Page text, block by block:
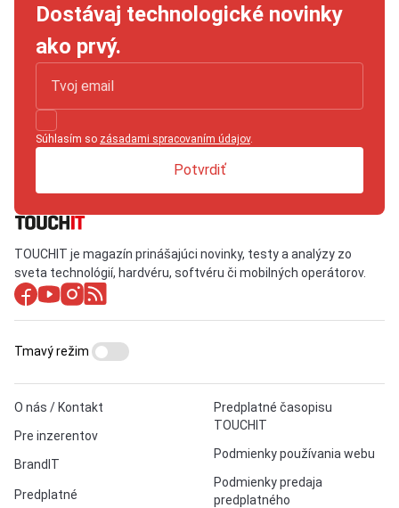
Dostávaj technologické novinky
ako prvý.
Súhlasím so zásadami spracovaním údajov.
Potvrdiť
TOUCHIT je magazín prinášajúci novinky, testy a analýzy zo
sveta technológií, hardvéru, softvéru či mobilných operátorov.
O nás / Kontakt
Pre inzerentov
BrandIT
Predplatné
Predplatné časopisu
TOUCHIT
Podmienky používania webu
Podmienky predaja
predplatného
Tmavý režim